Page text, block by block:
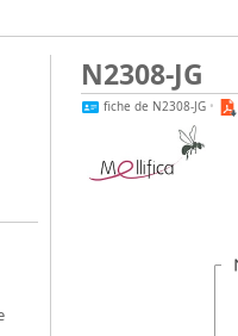
N2308-JG
fiche de N2308-JG •